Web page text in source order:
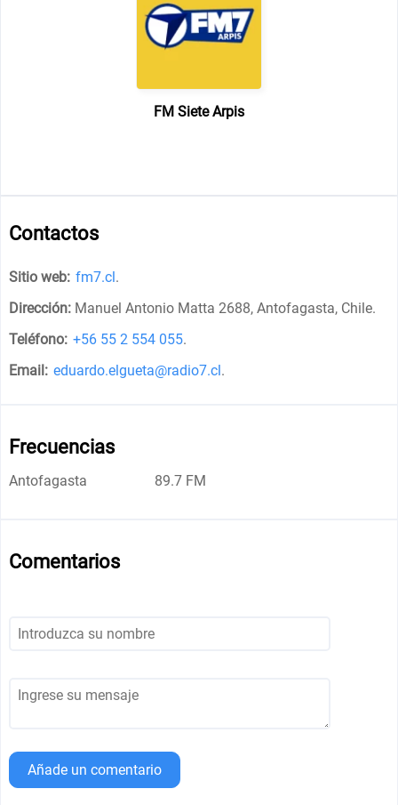
FM Siete Arpis
Contactos
Sitio web: fm7.cl.
Dirección: Manuel Antonio Matta 2688, Antofagasta, Chile.
Teléfono: +56 55 2 554 055.
Email: eduardo.elgueta@radio7.cl.
Frecuencias
Antofagasta 89.7 FM
Comentarios
Añade un comentario